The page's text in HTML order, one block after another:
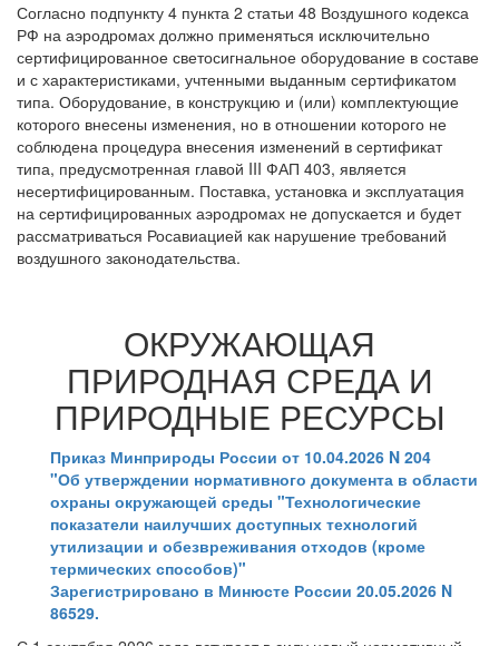
Согласно подпункту 4 пункта 2 статьи 48 Воздушного кодекса
РФ на аэродромах должно применяться исключительно
сертифицированное светосигнальное оборудование в составе
и с характеристиками, учтенными выданным сертификатом
типа. Оборудование, в конструкцию и (или) комплектующие
которого внесены изменения, но в отношении которого не
соблюдена процедура внесения изменений в сертификат
типа, предусмотренная главой III ФАП 403, является
несертифицированным. Поставка, установка и эксплуатация
на сертифицированных аэродромах не допускается и будет
рассматриваться Росавиацией как нарушение требований
воздушного законодательства.
ОКРУЖАЮЩАЯ
ПРИРОДНАЯ СРЕДА И
ПРИРОДНЫЕ РЕСУРСЫ
Приказ Минприроды России от 10.04.2026 N 204
"Об утверждении нормативного документа в области
охраны окружающей среды "Технологические
показатели наилучших доступных технологий
утилизации и обезвреживания отходов (кроме
термических способов)"
Зарегистрировано в Минюсте России 20.05.2026 N
86529.